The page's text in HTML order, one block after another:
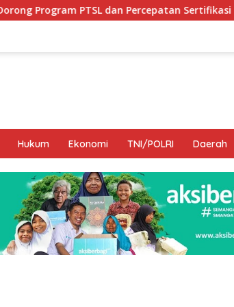
Percepatan Sertifikasi Tanah Wakaf
Hukum Ekonomi TNI/POLRI Daerah